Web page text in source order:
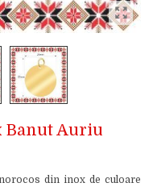
Auriu
din inox de culoare